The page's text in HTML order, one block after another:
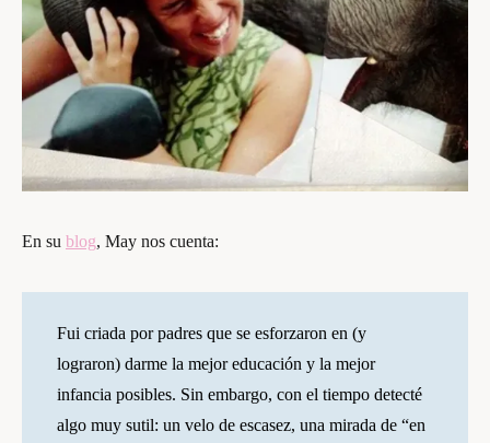
En su blog, May nos cuenta:
Fui criada por padres que se esforzaron en (y
lograron) darme la mejor educación y la mejor
infancia posibles. Sin embargo, con el tiempo detecté
algo muy sutil: un velo de escasez, una mirada de “en